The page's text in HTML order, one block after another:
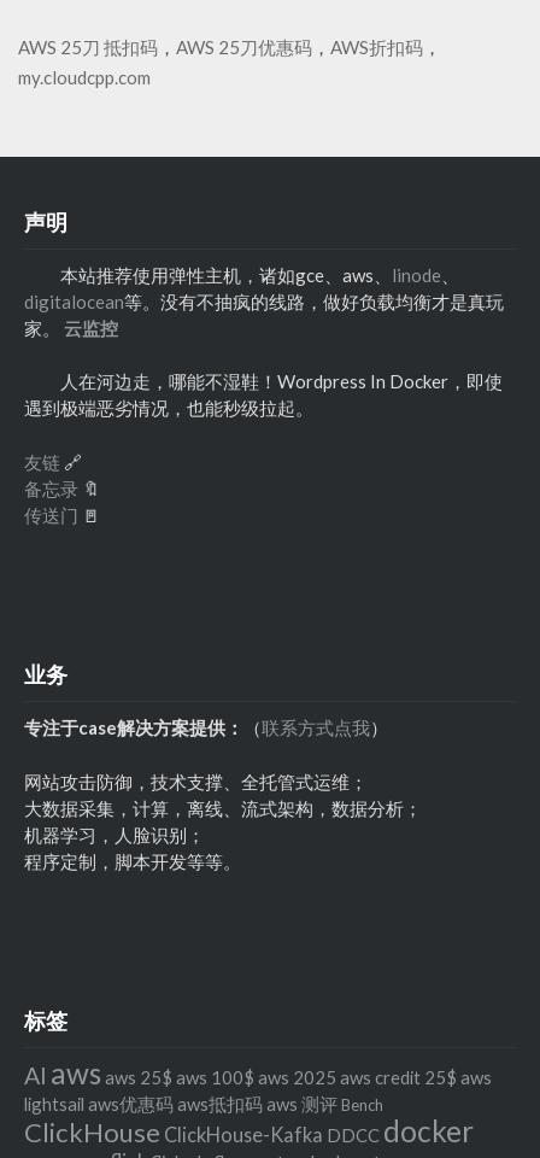
AWS 25刀 抵扣码 ， AWS 25刀优惠码 ， AWS折扣码 ，
my.cloudcpp.com
声明
本站推荐使用弹性主机，诸如gce、aws、 linode
digitalocean等。没有不抽疯的线路，做好负载均衡才是真玩
家。 云监控
人在河边走，哪能不湿鞋！Wordpress In Docker，即使
遇到极端恶劣情况，也能秒级拉起。
友链 🔗
备忘录 🔖
传送门 🚪
业务
专注于case解决方案提供： （联系方式点我）
网站攻击防御，技术支撑、全托管式运维；
大数据采集，计算，离线、流式架构，数据分析；
机器学习，人脸识别；
程序定制，脚本开发等等。
标签
AI aws aws 25$ aws 100$ aws 2025 aws credit 25$ aws
lightsail aws优惠码 aws抵扣码 aws 测评 Bench
ClickHouse ClickHouse-Kafka DDCC docker